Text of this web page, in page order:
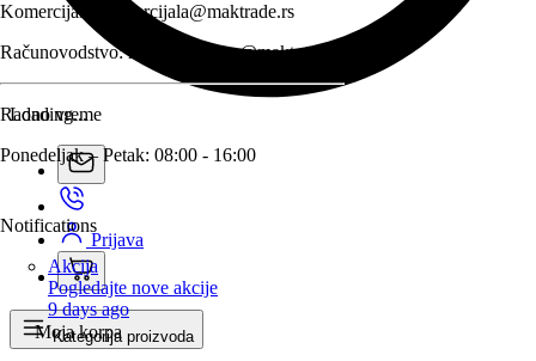
Komercijala:
komercijala@maktrade.rs
Računovodstvo:racunovodstvo@maktrade.rs
Radno vreme
Ponedeljak – Petak: 08:00 - 16:00
Loading...
Notifications
Akcija
Pogledajte nove akcije
9 days ago
Prijava
Moja korpa
Kategorija proizvoda